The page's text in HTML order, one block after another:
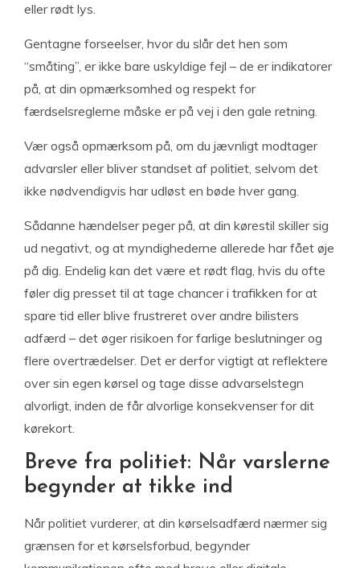
eller rødt lys.
Gentagne forseelser, hvor du slår det hen som
“småting”, er ikke bare uskyldige fejl – de er indikatorer
på, at din opmærksomhed og respekt for
færdselsreglerne måske er på vej i den gale retning.
Vær også opmærksom på, om du jævnligt modtager
advarsler eller bliver standset af politiet, selvom det
ikke nødvendigvis har udløst en bøde hver gang.
Sådanne hændelser peger på, at din kørestil skiller sig
ud negativt, og at myndighederne allerede har fået øje
på dig. Endelig kan det være et rødt flag, hvis du ofte
føler dig presset til at tage chancer i trafikken for at
spare tid eller blive frustreret over andre bilisters
adfærd – det øger risikoen for farlige beslutninger og
flere overtrædelser. Det er derfor vigtigt at reflektere
over sin egen kørsel og tage disse advarselstegn
alvorligt, inden de får alvorlige konsekvenser for dit
kørekort.
Breve fra politiet: Når varslerne
begynder at tikke ind
Når politiet vurderer, at din kørselsadfærd nærmer sig
grænsen for et kørselsforbud, begynder